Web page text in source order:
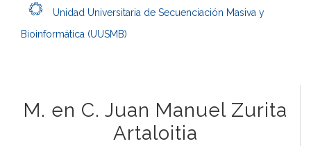
Unidad Universitaria de Secuenciación Masiva y
Bioinformática (UUSMB)
M. en C. Juan Manuel Zurita
Artaloitia